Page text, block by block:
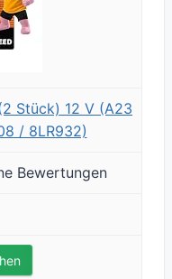
Stück) 12 V (A23
/ 8LR932)
Bewertungen